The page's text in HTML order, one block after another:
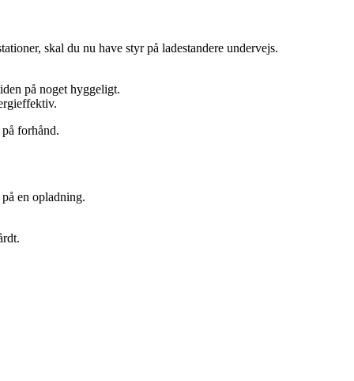
skal du nu have styr på ladestandere undervejs.
på noget hyggeligt.
forhånd.
en opladning.